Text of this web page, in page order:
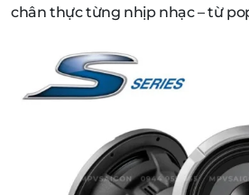
chân thực từng nhịp nhạc – từ